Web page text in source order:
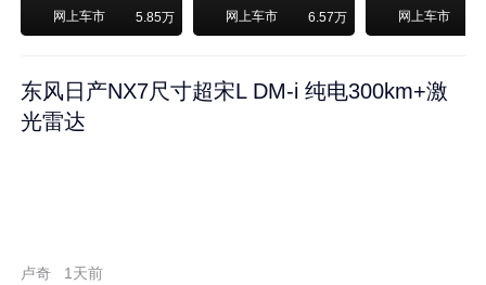
网上车市 5.85万 网上车市 6.57万 网上车市
东风日产NX7尺寸超宋L DM-i 纯电300km+激
光雷达
卢奇 1天前